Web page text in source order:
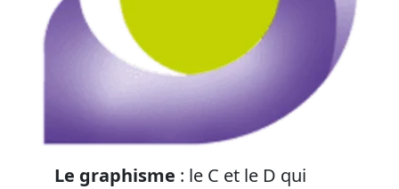
Le graphisme : le C et le D qui